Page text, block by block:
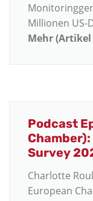
Millionen US-
Mehr (Artikel
Podcast
Survey
Charlotte
European